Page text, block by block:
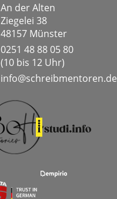
An der Alten
Ziegelei 38
48157 Münster
0251 48 88 05 80
(10 bis 12 Uhr)
info@schreibmentoren.de